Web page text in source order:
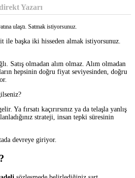
Yazarı
ulaştı. Satmak istiyorsunuz.
ile başka iki hisseden almak istiyorsunuz.
Satış olmadan alım olmaz. Alım olmadan
hepsinin doğru fiyat seviyesinden, doğru
Ya fırsatı kaçırırsınız ya da telaşla yanlış
strateji, insan tepki süresinin
devreye giriyor.